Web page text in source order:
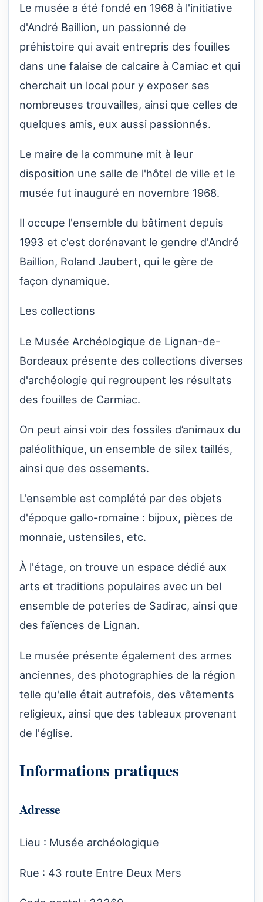
Le musée a été fondé en 1968 à l'initiative
d'André Baillion, un passionné de
préhistoire qui avait entrepris des fouilles
dans une falaise de calcaire à Camiac et qui
cherchait un local pour y exposer ses
nombreuses trouvailles, ainsi que celles de
quelques amis, eux aussi passionnés.
Le maire de la commune mit à leur
disposition une salle de l'hôtel de ville et le
musée fut inauguré en novembre 1968.
Il occupe l'ensemble du bâtiment depuis
1993 et c'est dorénavant le gendre d'André
Baillion, Roland Jaubert, qui le gère de
façon dynamique.
Les collections
Le Musée Archéologique de Lignan-de-
Bordeaux présente des collections diverses
d'archéologie qui regroupent les résultats
des fouilles de Carmiac.
On peut ainsi voir des fossiles d’animaux du
paléolithique, un ensemble de silex taillés,
ainsi que des ossements.
L'ensemble est complété par des objets
d'époque gallo-romaine : bijoux, pièces de
monnaie, ustensiles, etc.
À l'étage, on trouve un espace dédié aux
arts et traditions populaires avec un bel
ensemble de poteries de Sadirac, ainsi que
des faïences de Lignan.
Le musée présente également des armes
anciennes, des photographies de la région
telle qu'elle était autrefois, des vêtements
religieux, ainsi que des tableaux provenant
de l'église.
Informations pratiques
Adresse
Lieu : Musée archéologique
Rue : 43 route Entre Deux Mers